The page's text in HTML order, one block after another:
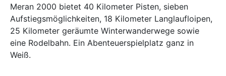
Meran 2000 bietet 40 Kilometer Pisten, sieben
Aufstiegsmöglichkeiten, 18 Kilometer Langlaufloipen,
25 Kilometer geräumte Winterwanderwege sowie
eine Rodelbahn. Ein Abenteuerspielplatz ganz in
Weiß.